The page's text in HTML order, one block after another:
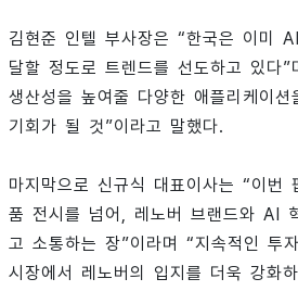
김현준 인텔 부사장은 “한국은 이미
달할 정도로 트렌드를 선도하고 있다
생산성을 높여줄 다양한 애플리케이
기회가 될 것”이라고 말했다.
마지막으로 신규식 대표이사는 “이번
품 전시를 넘어, 레노버 브랜드와 AI
고 소통하는 장”이라며 “지속적인 투
시장에서 레노버의 입지를 더욱 강화